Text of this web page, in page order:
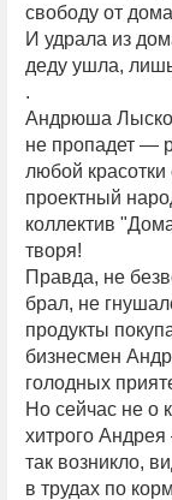
свободу от
И удрала из
деду ушла,
.
Андрюша
не пропадет —
любой красотки
проектный
коллектив
творя!
Правда, не
брал, не
продукты
бизнесмен
голодных
Но сейчас не о
хитрого
так возникло,
в трудах по